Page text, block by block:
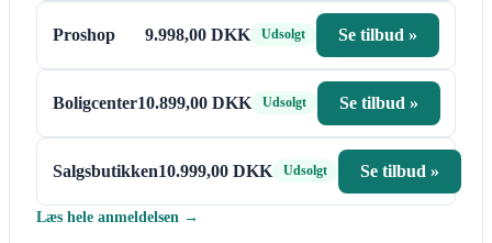
Proshop 9.998,00 DKK Udsolgt Se tilbud »
Boligcenter10.899,00 DKK Udsolgt Se tilbud »
Salgsbutikken10.999,00 DKK Udsolgt Se tilbud »
Læs hele anmeldelsen →